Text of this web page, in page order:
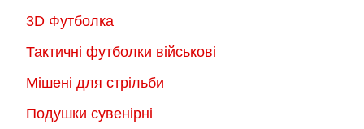
3D Футболка
Тактичні футболки військові
Мішені для стрільби
Подушки сувенірні